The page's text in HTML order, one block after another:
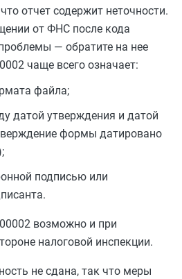
отчет содержит неточности.
от ФНС после кода
— обратите на нее
чаще всего означает:
файла;
датой утверждения и датой
формы датировано
подписью или
возможно и при
налоговой инспекции.
не сдана, так что меры